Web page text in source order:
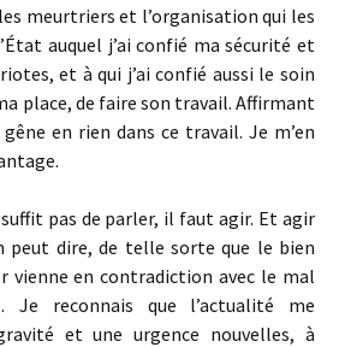
meurtriers et l’organisation qui les
auquel j’ai confié ma sécurité et
et à qui j’ai confié aussi le soin
place, de faire son travail. Affirmant
en rien dans ce travail. Je m’en
pas de parler, il faut agir. Et agir
peut dire, de telle sorte que le bien
vienne en contradiction avec le mal
Je reconnais que l’actualité me
et une urgence nouvelles, à